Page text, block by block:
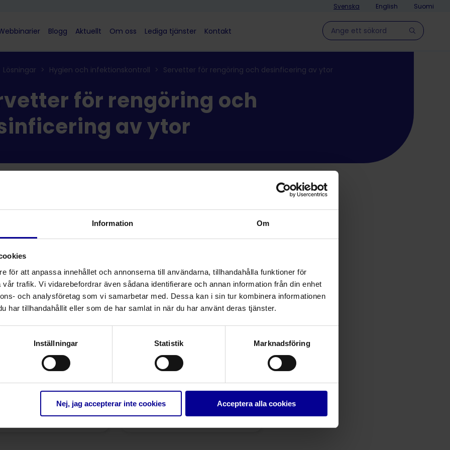
Information Om
för att anpassa innehållet och annonserna till användarna, tillhandahålla funktioner för
trafik. Vi vidarebefordrar även sådana identifierare och annan information från din enhet
och analysföretag som vi samarbetar med. Dessa kan i sin tur kombinera informationen
har tillhandahållit eller som de har samlat in när du har använt deras tjänster.
Inställningar Statistik Marknadsföring
Nej, jag accepterar inte cookies Acceptera alla cookies
Svenska English Suomi
Blogg Aktuellt Om oss Lediga tjänster Kontakt Hae sivulla
Lösningar > Hygien och infektionskontroll > Servetter för rengöring och desinficering av ytor
för rengöring och
av ytor
ApoWIPE Ethanol
rengörande
ytdesinfektionsduk
Ytdesinfektion
ApoWIPE regular –
Ytrengöring